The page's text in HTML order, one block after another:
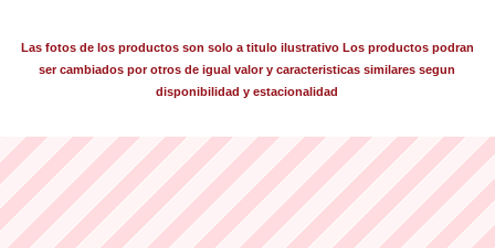
Las fotos de los productos son solo a titulo ilustrativo Los productos podran
ser cambiados por otros de igual valor y caracteristicas similares segun
disponibilidad y estacionalidad